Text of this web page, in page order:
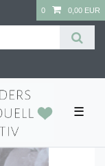
0 0,00 EUR
☰